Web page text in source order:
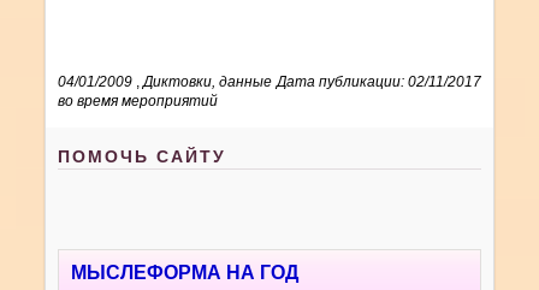
04/01/2009 Дата публикации: 02/11/2017
,Диктовки, данные
во время мероприятий
ПОМОЧЬ САЙТУ
МЫСЛЕФОРМА НА ГОД